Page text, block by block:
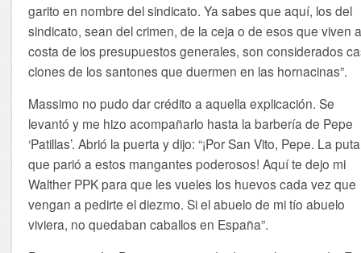
garito en nombre del sindicato. Ya sabes que aquí, los del
sindicato, sean del crimen, de la ceja o de esos que viven
costa de los presupuestos generales, son considerados
clones de los santones que duermen en las hornacinas”.
Massimo no pudo dar crédito a aquella explicación. Se
levantó y me hizo acompañarlo hasta la barbería de Pepe
‘Patillas’. Abrió la puerta y dijo: “¡Por San Vito, Pepe. La puta
que parió a estos mangantes poderosos! Aquí te dejo mi
Walther PPKpara que les vueles los huevos cada vez que
vengan a pedirte el diezmo. Si el abuelo de mi tío abuelo
viviera, no quedaban caballos en España”.